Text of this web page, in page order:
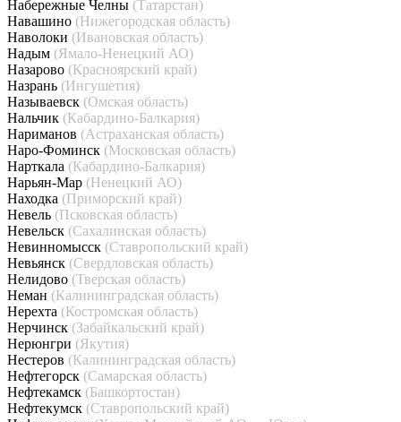
Набережные Челны (Татарстан)
Навашино (Нижегородская область)
Наволоки (Ивановская область)
Надым (Ямало-Ненецкий АО)
Назарово (Красноярский край)
Назрань (Ингушетия)
Называевск (Омская область)
Нальчик (Кабардино-Балкария)
Нариманов (Астраханская область)
Наро-Фоминск (Московская область)
Нарткала (Кабардино-Балкария)
Нарьян-Мар (Ненецкий АО)
Находка (Приморский край)
Невель (Псковская область)
Невельск (Сахалинская область)
Невинномысск (Ставропольский край)
Невьянск (Свердловская область)
Нелидово (Тверская область)
Неман (Калининградская область)
Нерехта (Костромская область)
Нерчинск (Забайкальский край)
Нерюнгри (Якутия)
Нестеров (Калининградская область)
Нефтегорск (Самарская область)
Нефтекамск (Башкортостан)
Нефтекумск (Ставропольский край)